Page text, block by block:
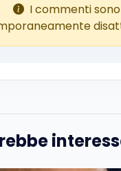
I commenti sono